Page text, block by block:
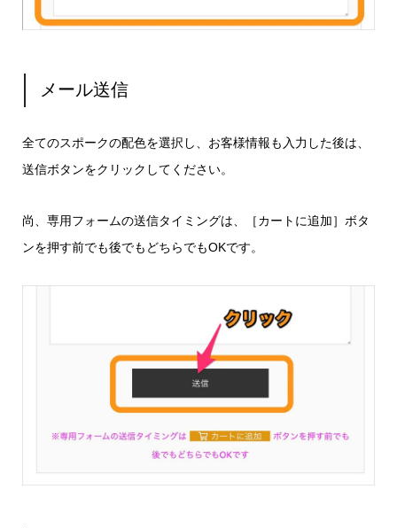
メール送信
全てのスポークの配色を選択し、お客様情報も入力した後は、
送信ボタンをクリックしてください。
尚、専用フォームの送信タイミングは、［カートに追加］ボタ
ンを押す前でも後でもどちらでもOKです。